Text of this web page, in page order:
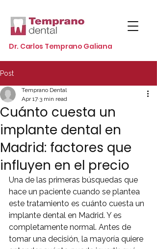
Dr. Carlos Temprano Galiana
Post
Cuánto cuesta un
implante dental en
Madrid: factores que
influyen en el precio
Temprano Dental
Apr 17 3 min read
Una de las primeras búsquedas que
hace un paciente cuando se plantea
este tratamiento es cuánto cuesta un
implante dental en Madrid. Y es
completamente normal. Antes de
tomar una decisión, la mayoría quiere